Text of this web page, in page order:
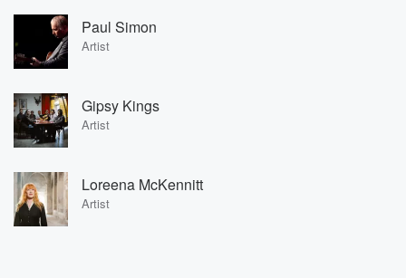
Paul Simon
Artist
Gipsy Kings
Artist
Loreena McKennitt
Artist